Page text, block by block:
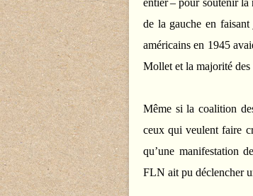
entier – pour soutenir la
de la gauche en
américains en 1945
Mollet et la majorité des
Même si la coalition
ceux qui veulent faire
qu’une manifestation
FLN ait pu déclencher